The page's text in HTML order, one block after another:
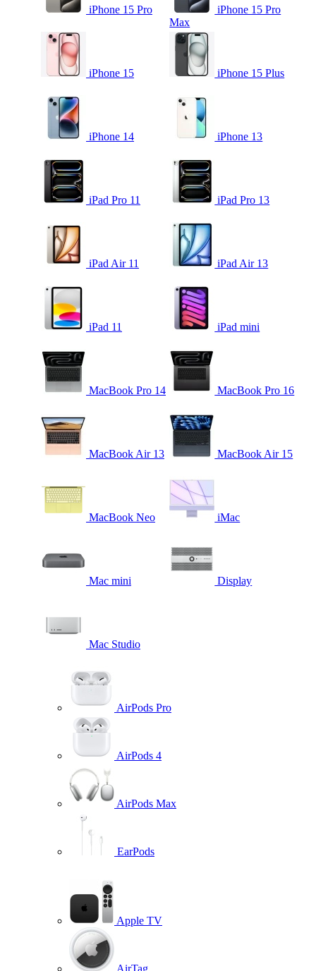
iPhone 15 Pro
iPhone 15 Pro
Max
iPhone 15 iPhone 15 Plus
iPhone 14 iPhone 13
iPad Pro 11 iPad Pro 13
iPad Air 11 iPad Air 13
iPad 11 iPad mini
MacBook Pro 14 MacBook Pro 16
MacBook Air 13 MacBook Air 15
MacBook Neo iMac
Mac mini Display
Mac Studio
AirPods Pro
AirPods 4
AirPods Max
EarPods
Apple TV